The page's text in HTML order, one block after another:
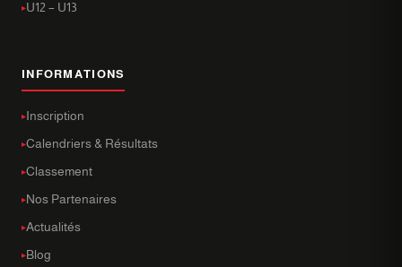
U12 – U13
INFORMATIONS
Inscription
Calendriers & Résultats
Classement
Nos Partenaires
Actualités
Blog